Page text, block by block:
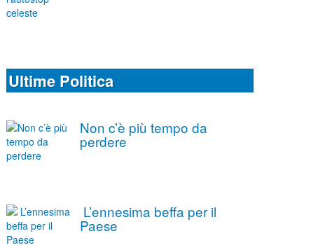
Ultime Politica
Non c’è più tempo da
perdere
L’ennesima beffa per il
Paese